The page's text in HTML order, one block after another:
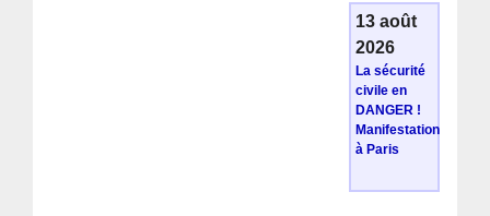
13 août
2026
La sécurité
civile en
DANGER !
Manifestation
à Paris